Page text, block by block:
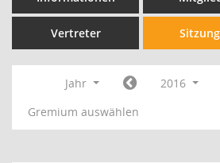
Vertreter
Jahr
2016
Gremium auswählen